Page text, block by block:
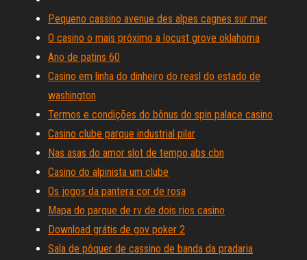
Pequeno cassino avenue des alpes cagnes sur mer
O casino o mais próximo a locust grove oklahoma
Ano de patins 60
Casino em linha do dinheiro do reasl do estado de
washington
Termos e condições do bônus do spin palace casino
Casino clube parque industrial pilar
Nas asas do amor slot de tempo abs cbn
Casino do alpinista um clube
Os jogos da pantera cor de rosa
Mapa do parque de rv de dois rios casino
Download grátis de gov poker 2
Sala de pôquer de cassino de banda da pradaria